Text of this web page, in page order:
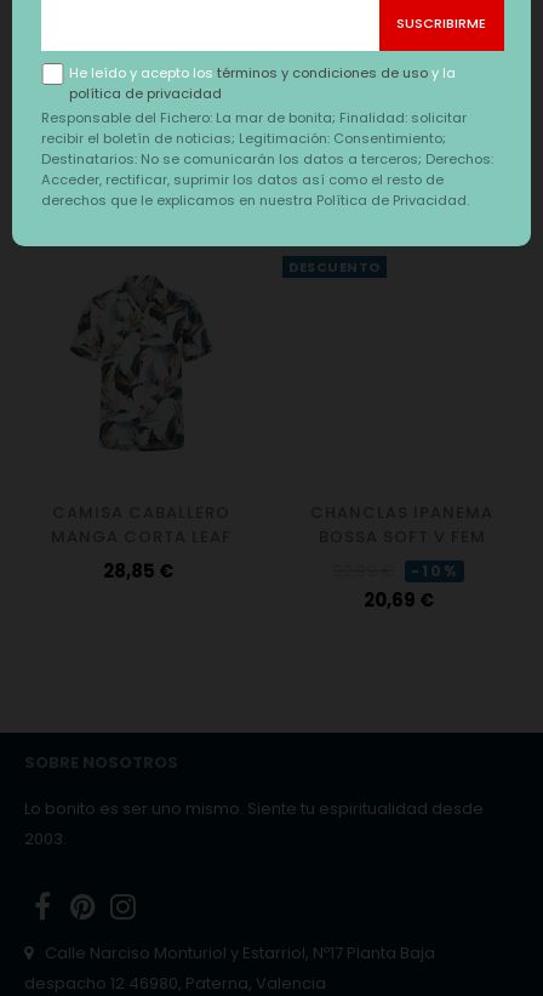
Elige entre nuestros colores negro, caqui o blanco y vive el
verano La Mar de Bonita.
También te puede interesar
Precio
28,85 €
DESCUENTO
regular
-10%
20,69 €
SOBRE NOSOTROS
Lo bonito es ser uno mismo. Siente tu espiritualidad desde
2003.
FacebookPinterest
Calle Narciso Monturiol y Estarriol, Nº17 Planta Baja
despacho 12 46980, Paterna, Valencia
Responsable del Fichero: La mar de bonita; Finalidad: solicitar
recibir el boletín de noticias; Legitimación: Consentimiento;
Destinatarios: No se comunicarán los datos a terceros; Derechos:
Acceder, rectificar, suprimir los datos así como el resto de
derechos que le explicamos en nuestra Política de Privacidad.
He leído y acepto lostérminos y condiciones de usoy la
política de privacidad